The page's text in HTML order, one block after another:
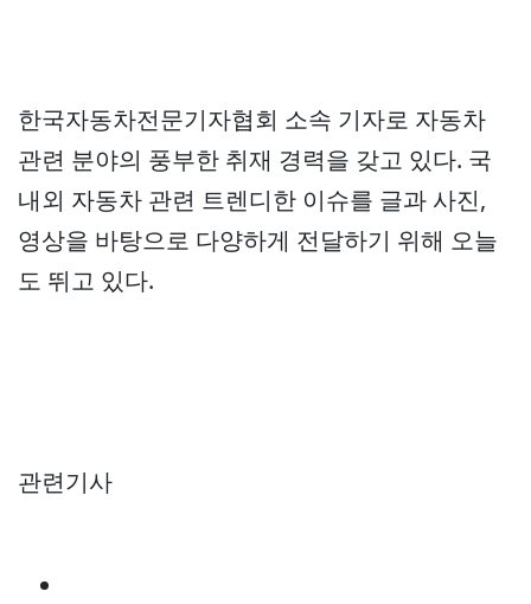
한국자동차전문기자협회 소속 기자로 자동차
관련 분야의 풍부한 취재 경력을 갖고 있다. 국
내외 자동차 관련 트렌디한 이슈를 글과 사진,
영상을 바탕으로 다양하게 전달하기 위해 오늘
도 뛰고 있다.
관련기사